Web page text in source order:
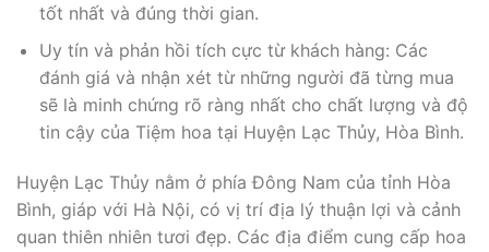
tốt nhất và đúng thời gian.
Uy tín và phản hồi tích cực từ khách hàng: Các
đánh giá và nhận xét từ những người đã từng mua
sẽ là minh chứng rõ ràng nhất cho chất lượng và độ
tin cậy của Tiệm hoa tại Huyện Lạc Thủy, Hòa Bình.
Huyện Lạc Thủy nằm ở phía Đông Nam của tỉnh Hòa
Bình, giáp với Hà Nội, có vị trí địa lý thuận lợi và cảnh
quan thiên nhiên tươi đẹp. Các địa điểm cung cấp hoa